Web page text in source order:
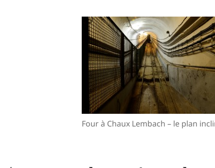
Four à Chaux Lembach – le plan